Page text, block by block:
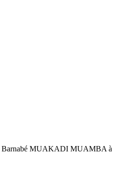
MUAKADI MUAMBA à